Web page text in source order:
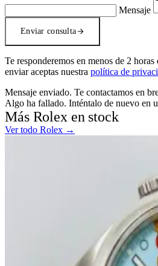
Mensaje
Enviar consulta
Te responderemos en menos de 2
enviar aceptas nuestra política de
Mensaje enviado. Te contactamos en
Algo ha fallado. Inténtalo de nuevo en
Más Rolex en stock
Ver todo Rolex →